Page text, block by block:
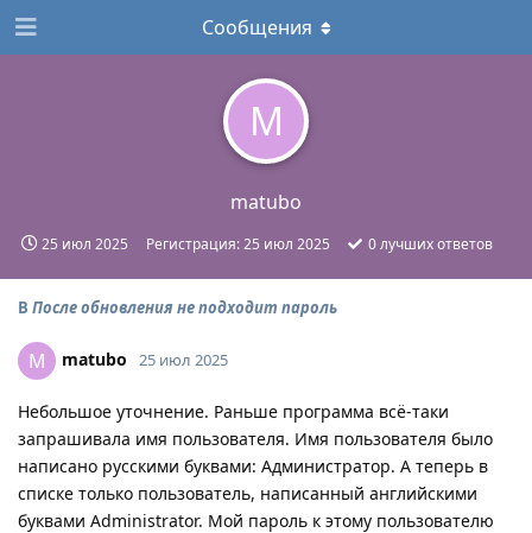
M
matubo
25 июл 2025 Регистрация:25 июл 2025 0лучших ответов
Сообщения
В После обновления не подходит пароль
M matubo 25 июл 2025
Небольшое уточнение. Раньше программа всё-таки
запрашивала имя пользователя. Имя пользователя было
написано русскими буквами: Администратор. А теперь в
списке только пользователь, написанный английскими
буквами Administrator. Мой пароль к этому пользователю